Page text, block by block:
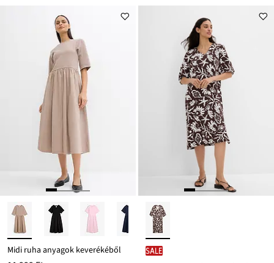
Midi ruha anyagok keverékéből SALE